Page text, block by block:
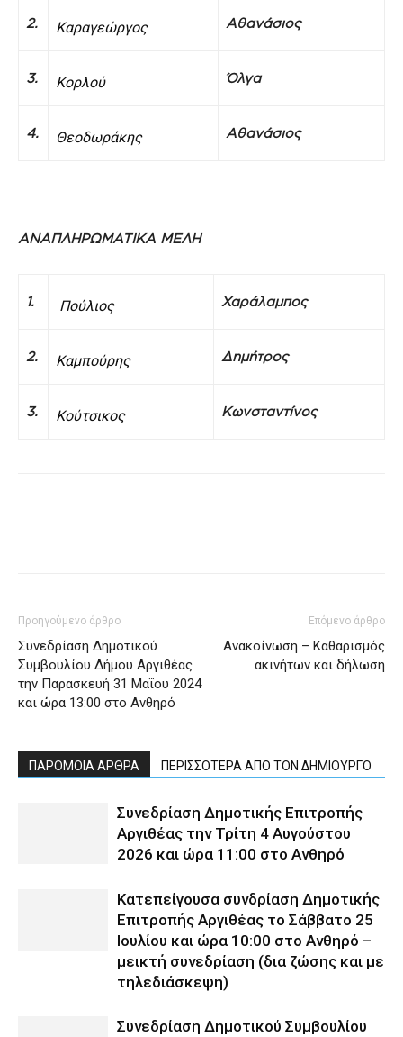
2. Καραγεώργος Αθανάσιος
3. Κορλού Όλγα
4. Θεοδωράκης Αθανάσιος
ΑΝΑΠΛΗΡΩΜΑΤΙΚΑ ΜΕΛΗ
1. Πούλιος Χαράλαμπος
2. Καμπούρης Δημήτρος
3. Κούτσικος Κωνσταντίνος
Προηγούμενο άρθρο
Συνεδρίαση Δημοτικού
Συμβουλίου Δήμου Αργιθέας
την Παρασκευή 31 Μαΐου 2024
και ώρα 13:00 στο Ανθηρό
Επόμενο άρθρο
Ανακοίνωση – Καθαρισμός
ακινήτων και δήλωση
ΠΑΡΟΜΟΙΑ ΑΡΘΡΑ ΠΕΡΙΣΣΟΤΕΡΑ ΑΠΟ ΤΟΝ ΔΗΜΙΟΥΡΓΟ
Συνεδρίαση Δημοτικής Επιτροπής
Αργιθέας την Τρίτη 4 Αυγούστου
2026 και ώρα 11:00 στο Ανθηρό
Κατεπείγουσα συνδρίαση Δημοτικής
Επιτροπής Αργιθέας το Σάββατο 25
Ιουλίου και ώρα 10:00 στο Ανθηρό –
μεικτή συνεδρίαση (δια ζώσης και με
τηλεδιάσκεψη)
Συνεδρίαση Δημοτικού Συμβουλίου